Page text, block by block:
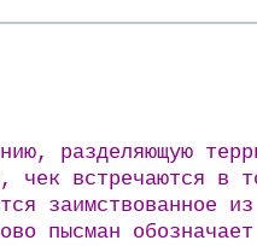
разделяющую
чек встречаются в
заимствованное
пысман